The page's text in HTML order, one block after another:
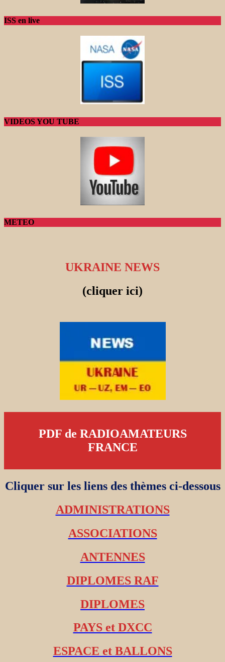
ISS en live
VIDEOS YOU TUBE
METEO
UKRAINE NEWS
(cliquer ici)
PDF de RADIOAMATEURS
FRANCE
Cliquer sur les liens des thèmes ci-dessous
ADMINISTRATIONS
ASSOCIATIONS
ANTENNES
DIPLOMES RAF
DIPLOMES
PAYS et DXCC
ESPACE et BALLONS